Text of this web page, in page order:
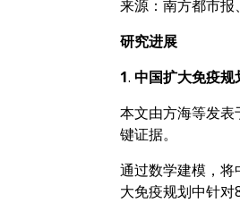
来源：南方都市报
研究进展
1. 中国扩大免疫
本文由方海等发
键证据。
通过数学建模，
大免疫规划中针对